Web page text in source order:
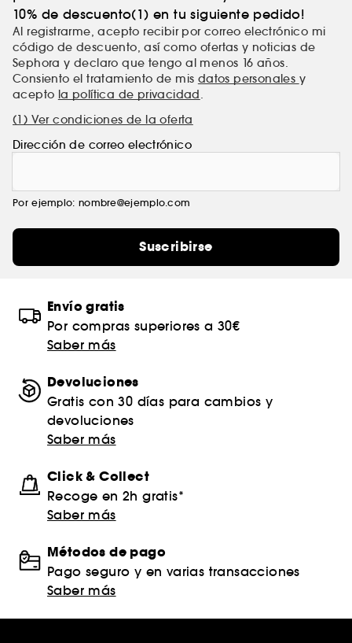
10% de descuento(1) en tu siguiente pedido!
Al registrarme, acepto recibir por correo electrónico mi
código de descuento, así como ofertas y noticias de
Sephora y declaro que tengo al menos 16 años.
Consiento el tratamiento de mis datos personales y
acepto la política de privacidad.
(1) Ver condiciones de la oferta
Dirección de correo electrónico
Por ejemplo: nombre@ejemplo.com
Suscribirse
Envío gratis
Por compras superiores a 30€
Saber más
Devoluciones
Gratis con 30 días para cambios y
devoluciones
Saber más
Click & Collect
Recoge en 2h gratis*
Saber más
Métodos de pago
Pago seguro y en varias transacciones
Saber más